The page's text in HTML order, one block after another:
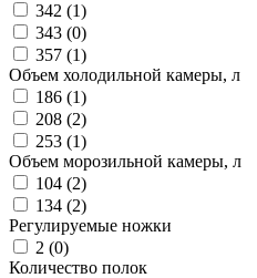
342 (1)
343 (0)
357 (1)
Объем холодильной камеры, л
186 (1)
208 (2)
253 (1)
Объем морозильной камеры, л
104 (2)
134 (2)
Регулируемые ножки
2 (0)
Количество полок